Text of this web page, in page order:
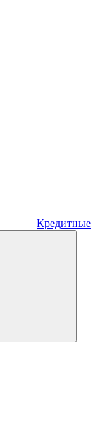
Кредитные